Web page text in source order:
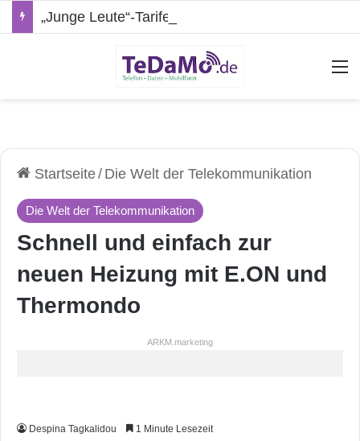
Startseite/ Die Welt der Telekommunikation
Die Welt der Telekommunikation
Schnell und einfach zur
neuen Heizung mit E.ON und
Thermondo
ARKM.marketing
Despina Tagkalidou 1 Minute Lesezeit